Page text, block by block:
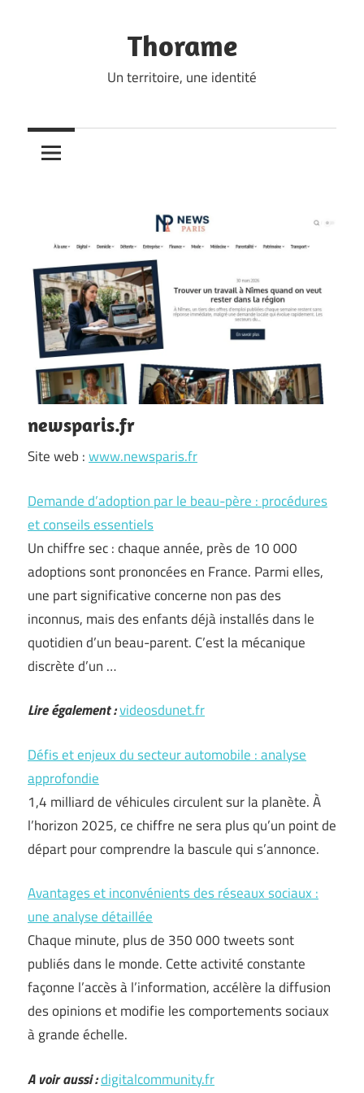
Thorame
Un territoire, une identité
newsparis.fr
Site web :www.newsparis.fr
Demande d’adoption par le beau-père : procédures
et conseils essentiels
Un chiffre sec : chaque année, près de 10 000
adoptions sont prononcées en France. Parmi elles,
une part significative concerne non pas des
inconnus, mais des enfants déjà installés dans le
quotidien d’un beau-parent. C’est la mécanique
discrète d’un …
Lire également :videosdunet.fr
Défis et enjeux du secteur automobile : analyse
approfondie
1,4 milliard de véhicules circulent sur la planète. À
l’horizon 2025, ce chiffre ne sera plus qu’un point de
départ pour comprendre la bascule qui s’annonce.
Avantages et inconvénients des réseaux sociaux :
une analyse détaillée
Chaque minute, plus de 350 000 tweets sont
publiés dans le monde. Cette activité constante
façonne l’accès à l’information, accélère la diffusion
des opinions et modifie les comportements sociaux
à grande échelle.
A voir aussi :digitalcommunity.fr